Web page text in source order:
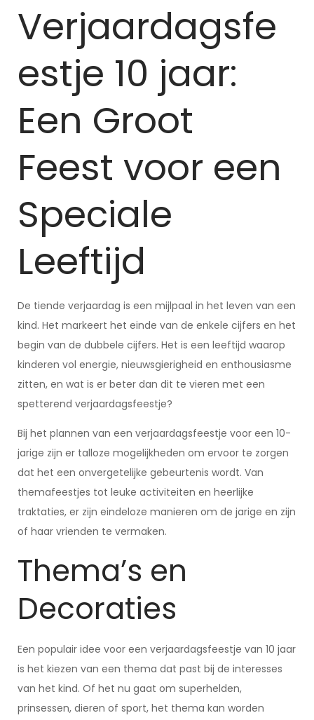
Verjaardagsfe
estje 10 jaar:
Een Groot
Feest voor een
Speciale
Leeftijd
De tiende verjaardag is een mijlpaal in het leven van een
kind. Het markeert het einde van de enkele cijfers en het
begin van de dubbele cijfers. Het is een leeftijd waarop
kinderen vol energie, nieuwsgierigheid en enthousiasme
zitten, en wat is er beter dan dit te vieren met een
spetterend verjaardagsfeestje?
Bij het plannen van een verjaardagsfeestje voor een 10-
jarige zijn er talloze mogelijkheden om ervoor te zorgen
dat het een onvergetelijke gebeurtenis wordt. Van
themafeestjes tot leuke activiteiten en heerlijke
traktaties, er zijn eindeloze manieren om de jarige en zijn
of haar vrienden te vermaken.
Thema’s en
Decoraties
Een populair idee voor een verjaardagsfeestje van 10 jaar
is het kiezen van een thema dat past bij de interesses
van het kind. Of het nu gaat om superhelden,
prinsessen, dieren of sport, het thema kan worden